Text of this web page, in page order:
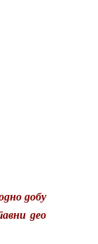
добу
део